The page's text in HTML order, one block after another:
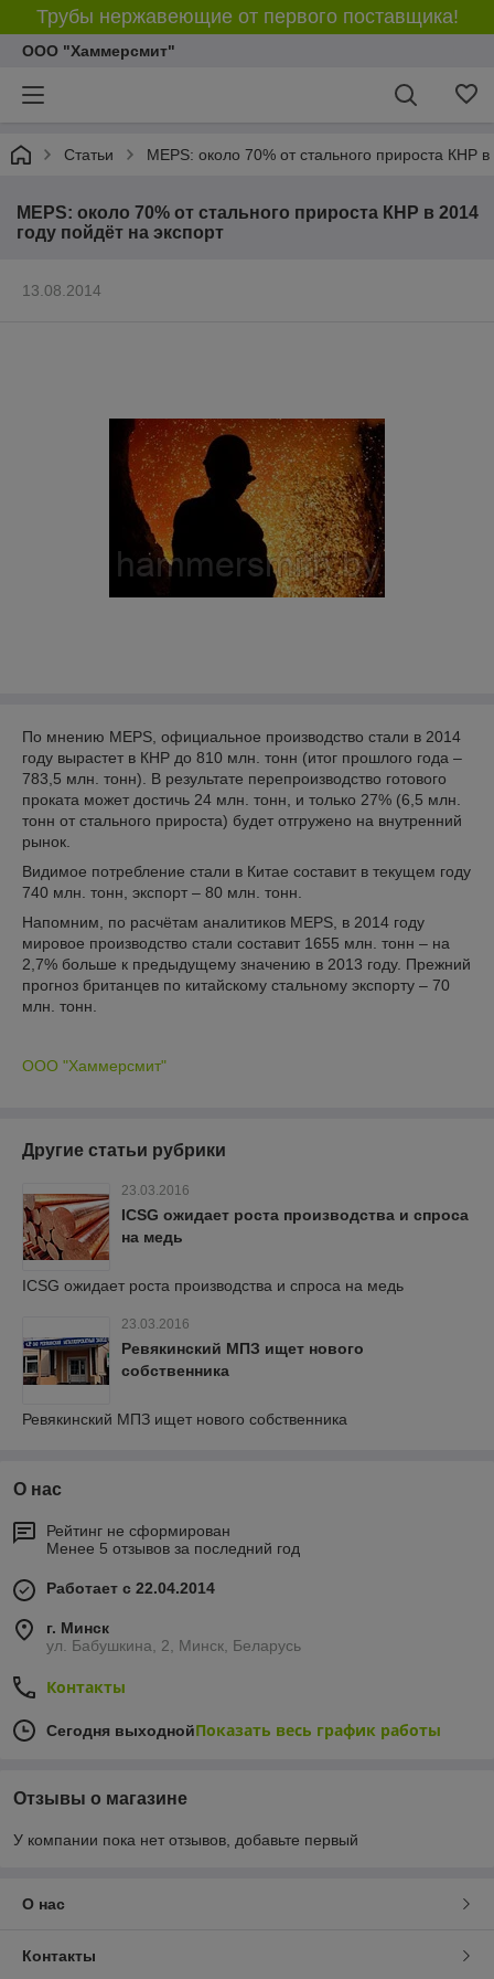
Трубы нержавеющие от первого поставщика!
ООО "Хаммерсмит"
Статьи МEPS: около 70% от стального прироста КНР
МEPS: около 70% от стального прироста КНР в 2014
году пойдёт на экспорт
13.08.2014
По мнению МEPS, официальное производство стали в 2014
году вырастет в КНР до 810 млн. тонн (итог прошлого года –
783,5 млн. тонн). В результате перепроизводство готового
проката может достичь 24 млн. тонн, и только 27% (6,5 млн.
тонн от стального прироста) будет отгружено на внутренний
рынок.
Видимое потребление стали в Китае составит в текущем году
740 млн. тонн, экспорт – 80 млн. тонн.
Напомним, по расчётам аналитиков MEPS, в 2014 году
мировое производство стали составит 1655 млн. тонн – на
2,7% больше к предыдущему значению в 2013 году. Прежний
прогноз британцев по китайскому стальному экспорту – 70
млн. тонн.
ООО "Хаммерсмит"
Другие статьи рубрики
23.03.2016
ICSG ожидает роста производства и спроса
на медь
ICSG ожидает роста производства и спроса на медь
23.03.2016
Ревякинский МПЗ ищет нового
собственника
Ревякинский МПЗ ищет нового собственника
О нас
Рейтинг не сформирован
Менее 5 отзывов за последний год
Работает с 22.04.2014
г. Минск
ул. Бабушкина, 2, Минск, Беларусь
Контакты
Сегодня выходнойПоказать весь график работы
Отзывы о магазине
У компании пока нет отзывов, добавьте первый
О нас
Контакты